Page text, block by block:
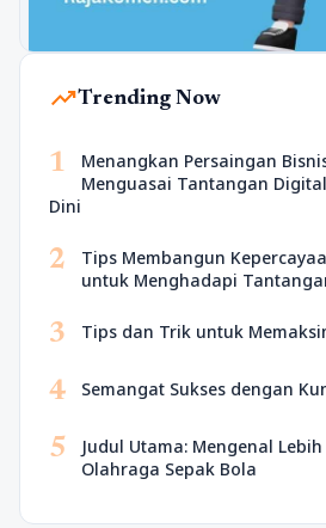
trending_upTrending Now
1
Menangkan Persaingan
Menguasai Tantangan
Dini
2
Tips Membangun
untuk Menghadapi
3 Tips dan Trik untuk
4 Semangat Sukses dengan
5
Judul Utama: Mengenal
Olahraga Sepak Bola